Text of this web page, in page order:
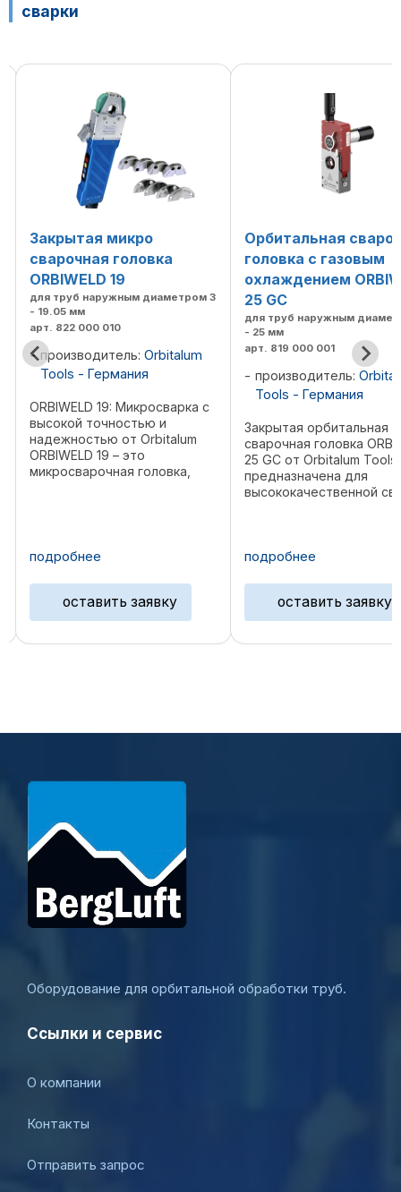
сварки
Закрытая микро
сварочная головка
ORBIWELD 19
для труб наружным диаметром 3
- 19.05 мм
арт. 822 000 010
производитель: Orbitalum
Tools - Германия
ORBIWELD 19: Микросварка с
высокой точностью и
надежностью от Orbitalum
ORBIWELD 19 – это
микросварочная головка,
жидкостному охлаждению и
продуманному ...
подробнее
оставить заявку
Орбитальная
головка с газовым
охлаждением
25 GC
для труб наружным
- 25 мм
арт. 819 000 001
производитель:
Tools - Германия
Закрытая орбитальная
сварочная головка
25 GC от Orbitalum Tools
предназначена для
высококачественной
компактной
охлаждения головка ...
подробнее
оставить заявку
Оборудование для орбитальной обработки труб.
Ссылки и сервис
О компании
Контакты
Отправить запрос